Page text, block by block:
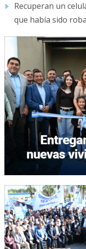
Recuperan un
que había sido